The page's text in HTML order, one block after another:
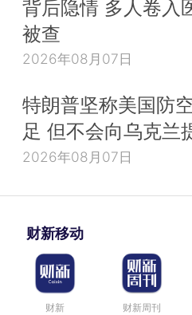
背后隐情 多人卷入
被查
2026年08月07日
特朗普坚称美国防
足 但不会向乌克兰
2026年08月07日
财新移动
财新 财新周刊